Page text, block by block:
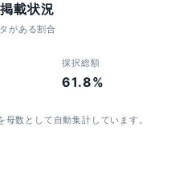
載状況
がある割合
採択総額
61.8%
数として自動集計しています。